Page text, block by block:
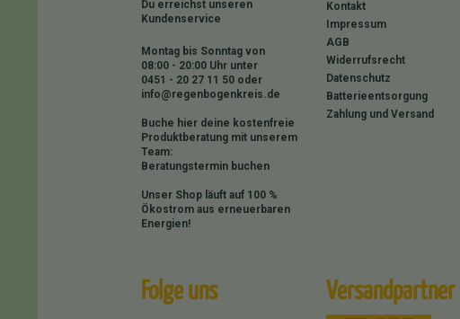
Du erreichst unseren
Kundenservice
Montag bis Sonntag von
08:00 - 20:00 Uhr unter
0451 - 20 27 11 50 oder
info@regenbogenkreis.de
Buche hier deine kostenfreie
Produktberatung mit unserem
Team:
Beratungstermin buchen
Unser Shop läuft auf 100 %
Ökostrom aus erneuerbaren
Energien!
Kontakt
Impressum
AGB
Widerrufsrecht
Datenschutz
Batterieentsorgung
Zahlung und Versand
Folge uns Versandpartner